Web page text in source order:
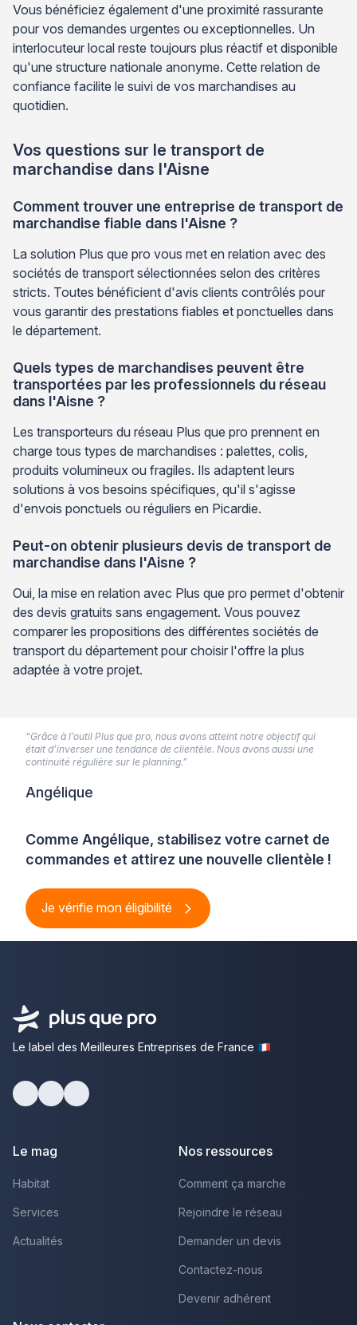
Vous bénéficiez également d'une proximité rassurante
pour vos demandes urgentes ou exceptionnelles. Un
interlocuteur local reste toujours plus réactif et disponible
qu'une structure nationale anonyme. Cette relation de
confiance facilite le suivi de vos marchandises au
quotidien.
Vos questions sur le transport de
marchandise dans l'Aisne
Comment trouver une entreprise de transport de
marchandise fiable dans l'Aisne ?
La solution Plus que pro vous met en relation avec des
sociétés de transport sélectionnées selon des critères
stricts. Toutes bénéficient d'avis clients contrôlés pour
vous garantir des prestations fiables et ponctuelles dans
le département.
Quels types de marchandises peuvent être
transportées par les professionnels du réseau
dans l'Aisne ?
Les transporteurs du réseau Plus que pro prennent en
charge tous types de marchandises : palettes, colis,
produits volumineux ou fragiles. Ils adaptent leurs
solutions à vos besoins spécifiques, qu'il s'agisse
d'envois ponctuels ou réguliers en Picardie.
Peut-on obtenir plusieurs devis de transport de
marchandise dans l'Aisne ?
Oui, la mise en relation avec Plus que pro permet d'obtenir
des devis gratuits sans engagement. Vous pouvez
comparer les propositions des différentes sociétés de
transport du département pour choisir l'offre la plus
adaptée à votre projet.
Comme Angélique, stabilisez votre carnet de
commandes et attirez une nouvelle clientèle !
Je vérifie mon éligibilité
“Grâce à l’outil Plus que pro, nous avons atteint notre objectif qui
était d’inverser une tendance de clientèle. Nous avons aussi une
continuité régulière sur le planning.”
Angélique
Le label des Meilleures Entreprises de France
Le mag
Habitat
Services
Actualités
Nos ressources
Comment ça marche
Rejoindre le réseau
Demander un devis
Contactez-nous
Devenir adhérent